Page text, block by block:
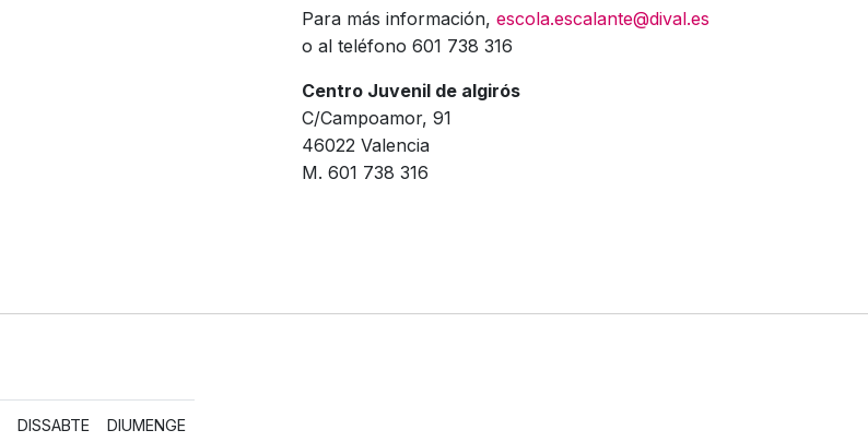
Para más información, escola.escalante@dival.es
o al teléfono 601 738 316
Centro Juvenil de algirós
C/Campoamor, 91
46022 Valencia
M. 601 738 316
DISSABTE DIUMENGE